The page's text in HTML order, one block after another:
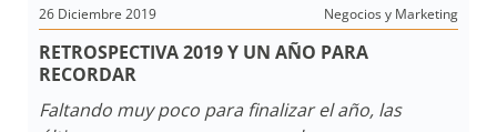
26 Diciembre 2019 Negocios y Marketing
RETROSPECTIVA 2019 Y UN AÑO PARA
RECORDAR
Faltando muy poco para finalizar el año, las